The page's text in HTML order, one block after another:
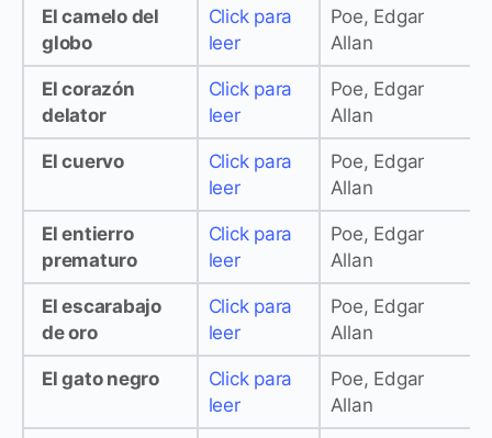
El camelo del
globo
Click para
leer
Poe, Edgar
Allan
El corazón
delator
Click para
leer
Poe, Edgar
Allan
El cuervo
Click para
leer
Poe, Edgar
Allan
El entierro
prematuro
Click para
leer
Poe, Edgar
Allan
El escarabajo
de oro
Click para
leer
Poe, Edgar
Allan
El gato negro
Click para
leer
Poe, Edgar
Allan